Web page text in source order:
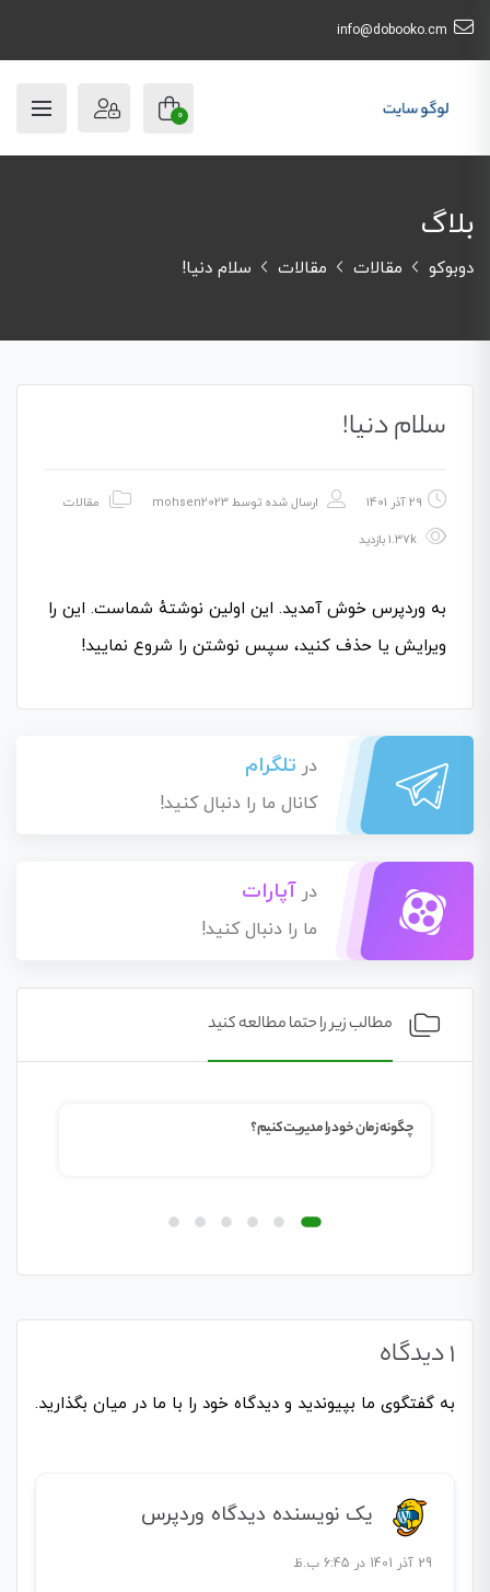
info@dobooko.cm
0
بلاگ
دوبوکو مقالات مقالات سلام دنیا!
سلام دنیا!
29 آذر 1401 ارسال شده توسطmohsen2023 مقالات
به وردپرس خوش آمدید. این اولین نوشتهٔ شماست. این را
ویرایش یا حذف کنید، سپس نوشتن را شروع نمایید!
در تلگرام
کانال ما را دنبال کنید!
در آپارات
ما را دنبال کنید!
مطالب زیر را حتما مطالعه کنید
چگونه زمان خود را مدیریت کنیم؟
1 دیدگاه
به گفتگوی ما بپیوندید و دیدگاه خود را با ما در میان بگذارید.
یک نویسنده دیدگاه وردپرس
29 آذر 1401 در 6:45 ب.ظ